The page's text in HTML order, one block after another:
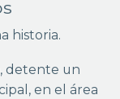
historia.
, detente un
en el área